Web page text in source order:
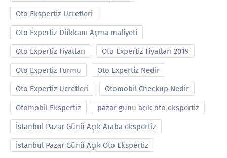
Oto Ekspertiz Ucretleri
Oto Expertiz Dükkanı Açma maliyeti
Oto Expertiz Fiyatları Oto Expertiz Fiyatları 2019
Oto Expertiz Formu Oto Expertiz Nedir
Oto Expertiz Ucretleri Otomobil Checkup Nedir
Otomobil Ekspertiz pazar günü açık oto ekspertiz
İstanbul Pazar Günü Açık Araba ekspertiz
İstanbul Pazar Günü Açık Oto Ekspertiz